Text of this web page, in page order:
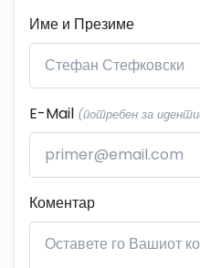
Име и Презиме
E-Mail (потребен за
Коментар